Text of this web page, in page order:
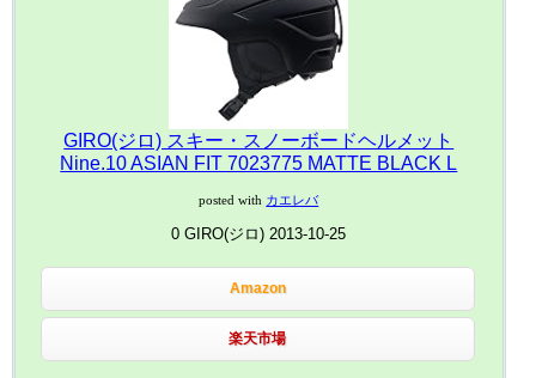
GIRO(ジロ) スキー・スノーボードヘルメット
Nine.10 ASIAN FIT 7023775 MATTE BLACK L
posted with カエレバ
0 GIRO(ジロ) 2013-10-25
Amazon
楽天市場